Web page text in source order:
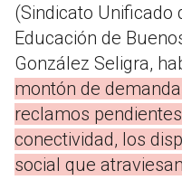
(Sindicato Unificado
Educación de
González Seligra,
montón de
reclamos
conectividad, los
social que